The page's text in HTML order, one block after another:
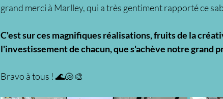
grand merci à Marlley, qui a très gentiment rapporté ce
C'est sur ces magnifiques réalisations, fruits de la
l'investissement de chacun, que s'achève notre grand
Bravo à tous ! 🌊🐚🎨